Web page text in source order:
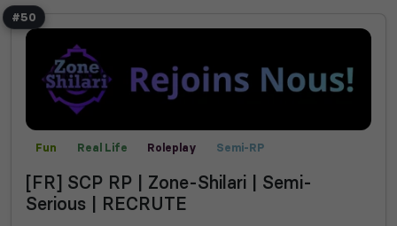
#50
Fun Real Life Roleplay Semi-RP
[FR] SCP RP | Zone-Shilari | Semi-
Serious | RECRUTE